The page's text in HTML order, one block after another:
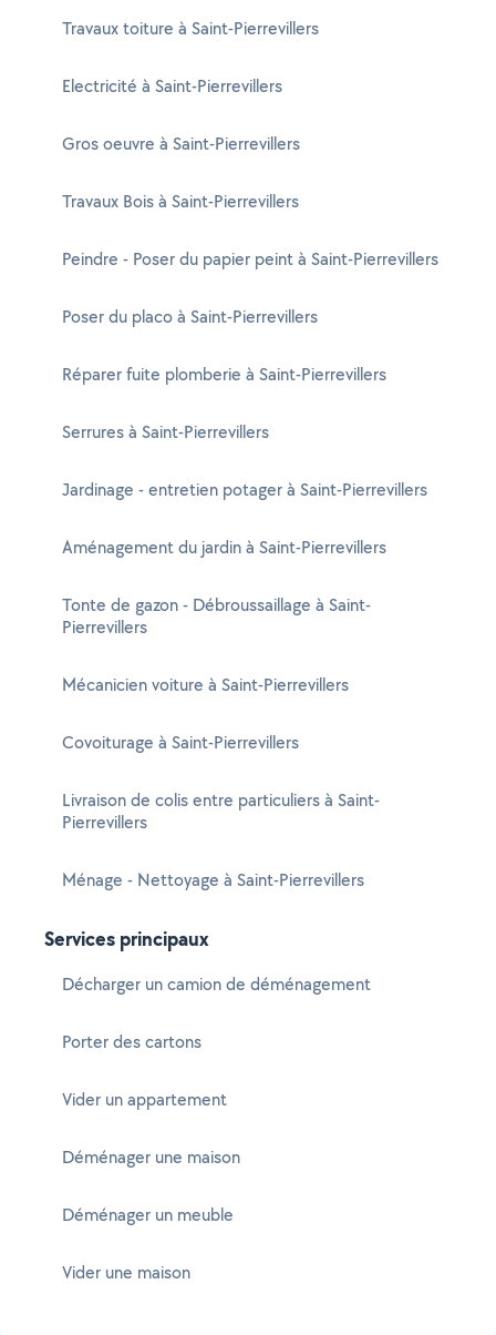
Travaux toiture à Saint-Pierrevillers
Electricité à Saint-Pierrevillers
Gros oeuvre à Saint-Pierrevillers
Travaux Bois à Saint-Pierrevillers
Peindre - Poser du papier peint à Saint-Pierrevillers
Poser du placo à Saint-Pierrevillers
Réparer fuite plomberie à Saint-Pierrevillers
Serrures à Saint-Pierrevillers
Jardinage - entretien potager à Saint-Pierrevillers
Aménagement du jardin à Saint-Pierrevillers
Tonte de gazon - Débroussaillage à Saint-
Pierrevillers
Mécanicien voiture à Saint-Pierrevillers
Covoiturage à Saint-Pierrevillers
Livraison de colis entre particuliers à Saint-
Pierrevillers
Ménage - Nettoyage à Saint-Pierrevillers
Services principaux
Décharger un camion de déménagement
Porter des cartons
Vider un appartement
Déménager une maison
Déménager un meuble
Vider une maison